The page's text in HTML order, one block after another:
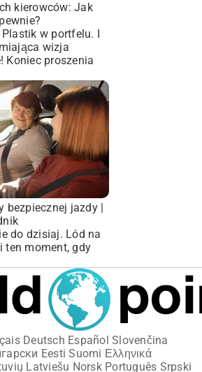
kierowców: Jak
w portfelu. I
wizja
Koniec proszenia
bezpiecznej jazdy |
do dzisiaj. Lód na
ten moment, gdy
Deutsch Español Slovenčina
Eesti Suomi Ελληνικά
Latviešu Norsk Português Srpski